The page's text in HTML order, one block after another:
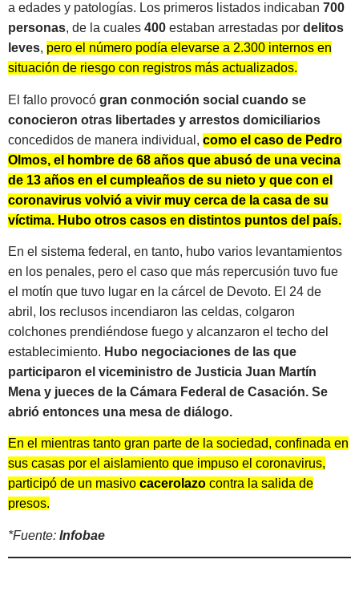
a edades y patologías. Los primeros listados indicaban 700
personas, de la cuales 400 estaban arrestadas por delitos
leves, pero el número podía elevarse a 2.300 internos en
situación de riesgo con registros más actualizados.
El fallo provocó gran conmoción social cuando se
conocieron otras libertades y arrestos domiciliarios
concedidos de manera individual, como el caso de Pedro
Olmos, el hombre de 68 años que abusó de una vecina
de 13 años en el cumpleaños de su nieto y que con el
coronavirus volvió a vivir muy cerca de la casa de su
víctima. Hubo otros casos en distintos puntos del país.
En el sistema federal, en tanto, hubo varios levantamientos
en los penales, pero el caso que más repercusión tuvo fue
el motín que tuvo lugar en la cárcel de Devoto. El 24 de
abril, los reclusos incendiaron las celdas, colgaron
colchones prendiéndose fuego y alcanzaron el techo del
establecimiento. Hubo negociaciones de las que
participaron el viceministro de Justicia Juan Martín
Mena y jueces de la Cámara Federal de Casación. Se
abrió entonces una mesa de diálogo.
En el mientras tanto gran parte de la sociedad, confinada en
sus casas por el aislamiento que impuso el coronavirus,
participó de un masivo cacerolazo contra la salida de
presos.
*Fuente: Infobae